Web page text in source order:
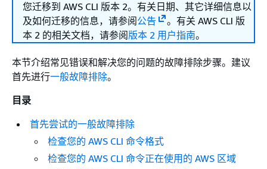
您迁移到 AWS CLI 版本 2。有关日期、其它详细信息以
及如何迁移的信息，请参阅公告
。有关 AWS CLI 版
本 2 的相关文档，请参阅版本 2 用户指南。
本节介绍常见错误和解决您的问题的故障排除步骤。建议
首先进行一般故障排除。
目录
首先尝试的一般故障排除
检查您的 AWS CLI 命令格式
检查您的 AWS CLI 命令正在使用的 AWS 区域